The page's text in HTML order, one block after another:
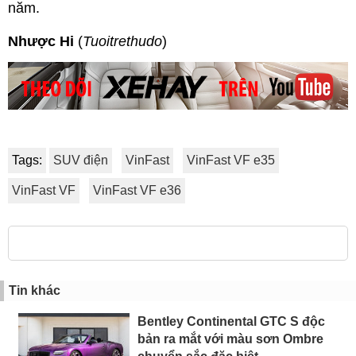
năm.
Nhược Hi (Tuoitrethudo)
Tags: SUV điện VinFast VinFast VF e35
VinFast VF VinFast VF e36
Tin khác
Bentley Continental GTC S độc
bản ra mắt với màu sơn Ombre